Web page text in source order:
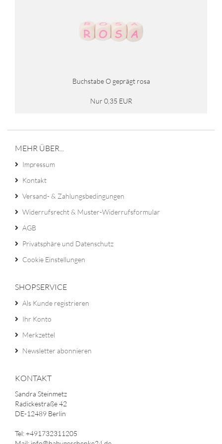
Buchstabe O geprägt rosa
Nur 0,35 EUR
MEHR ÜBER...
Impressum
Kontakt
Versand- & Zahlungsbedingungen
Widerrufsrecht & Muster-Widerrufsformular
AGB
Privatsphäre und Datenschutz
Cookie Einstellungen
SHOPSERVICE
Als Kunde registrieren
Ihr Konto
Merkzettel
Newsletter abonnieren
KONTAKT
Sandra Steinmetz
Radickestraße 42
DE-12489 Berlin
Tel: +491732311205